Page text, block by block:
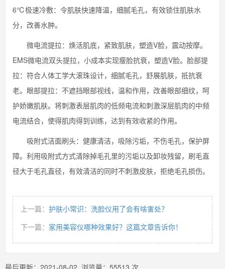
6℃极速冷敷：令肌肤快速降温，细腻毛孔，有效锁住肌肤水
分，改善水肿。
微电流提拉：焕活肌底，紧致肌肤，塑造V脸，震动按摩。
EMS微电流双头提拉，小成本实现瘦脸抗衰，塑造V脸。脸部提
拉：符合人体工学大滚珠设计，细腻毛孔，舒展肌肤，抵抗衰
老。眼部提拉：不遮挡眼部视线，温和作用，改善眼部细纹，呵
护娇嫩肌肤。将刺激表层肌肉的低频电流和刺激深层肌肉的中频
电流结合，使得肌肉得到训练，达到有效收紧的作用。
吸附式洁面刷头：健康清洁，吸除污垢，不伤毛孔，保护屏
障。利用吸附式方式清除掉毛孔里的污垢以及卸妆残留，刷毛直
径大于毛孔直径，有效清洁的同时不刺激皮肤，拒绝毛孔损伤。
上一篇： 护肤小常识：洗脸仪用了会有啥害处？
下一篇： 家用美容仪哪种效果好？这篇文章告诉你！
最后更新： 2021-08-02 浏览量： 55513 次